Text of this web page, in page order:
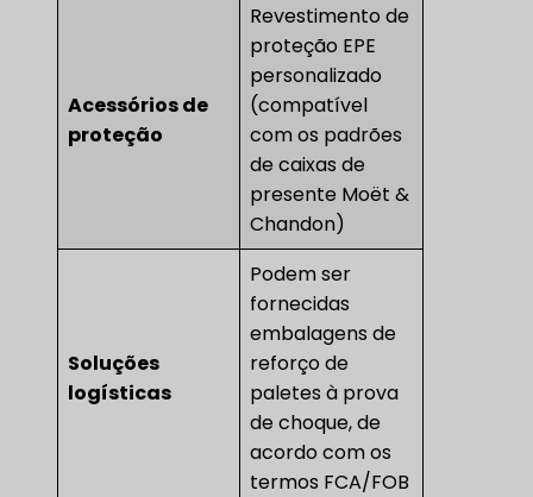
Acessórios de
proteção
Revestimento de
proteção EPE
personalizado
(compatível
com os padrões
de caixas de
presente Moët &
Chandon)
Soluções
logísticas
Podem ser
fornecidas
embalagens de
reforço de
paletes à prova
de choque, de
acordo com os
termos FCA/FOB